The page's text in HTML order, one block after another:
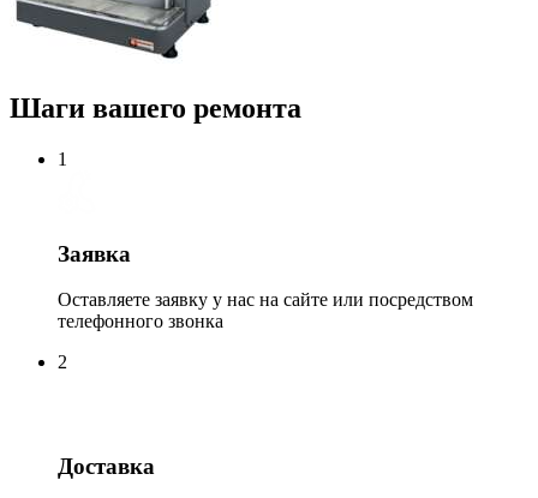
Шаги вашего ремонта
1
Заявка
Оставляете заявку у нас на сайте или посредством
телефонного звонка
2
Доставка